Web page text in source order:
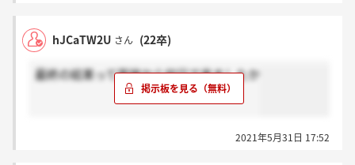
hJCaTW2U さん (22卒)
最終の結果って面接から何日で来ましたか
2021年5月31日 17:52